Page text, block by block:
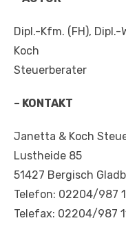
Dipl.-Kfm. (FH),
Koch
Steuerberater
– KONTAKT
Janetta & Koch
Lustheide 85
51427 Bergisch
Telefon: 02204/987
Telefax: 02204/987